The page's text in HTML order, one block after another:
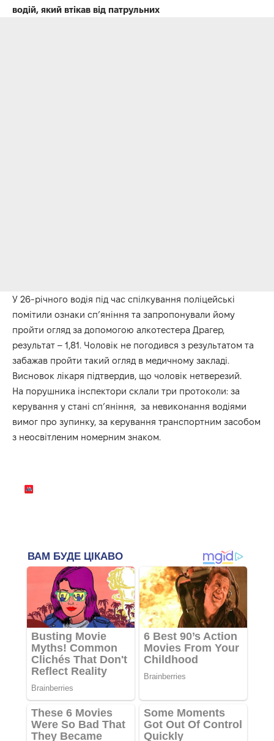
водій, який втікав від патрульних
У 26-річного водія під час спілкування поліцейські
помітили ознаки сп’яніння та запропонували йому
пройти огляд за допомогою алкотестера Драгер,
результат – 1,81. Чоловік не погодився з результатом та
забажав пройти такий огляд в медичному закладі.
Висновок лікаря підтвердив, що чоловік нетверезий.
На порушника інспектори склали три протоколи: за
керування у стані сп’яніння, за невиконання водіями
вимог про зупинку, за керування транспортним засобом
з неосвітленим номерним знаком.